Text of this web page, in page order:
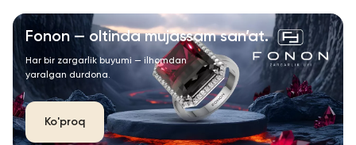
Fonon — oltinda mujassam san’at.
Har bir zargarlik buyumi — ilhomdan
yaralgan durdona.
Ko'proq